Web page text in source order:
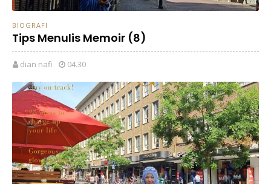
BIOGRAFI
Tips Menulis Memoir (8)
dian nafi 04.30